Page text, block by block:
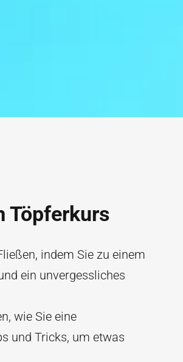
Töpferkurs
indem Sie zu einem
ein unvergessliches
wie Sie eine
und Tricks, um etwas